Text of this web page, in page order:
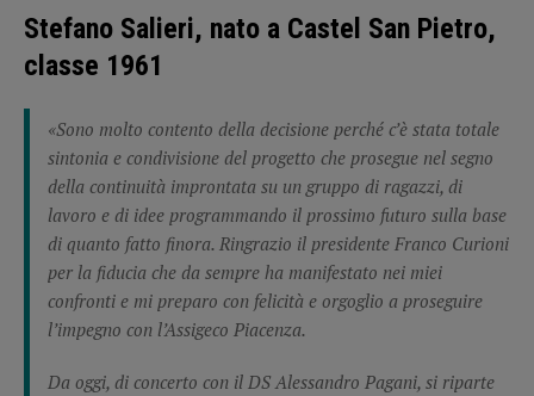
Stefano Salieri, nato a Castel San Pietro,
classe 1961
«Sono molto contento della decisione perché c’è stata totale
sintonia e condivisione del progetto che prosegue nel segno
della continuità improntata su un gruppo di ragazzi, di
lavoro e di idee programmando il prossimo futuro sulla base
di quanto fatto finora. Ringrazio il presidente Franco Curioni
per la fiducia che da sempre ha manifestato nei miei
confronti e mi preparo con felicità e orgoglio a proseguire
l’impegno con l’Assigeco Piacenza.
Da oggi, di concerto con il DS Alessandro Pagani, si riparte